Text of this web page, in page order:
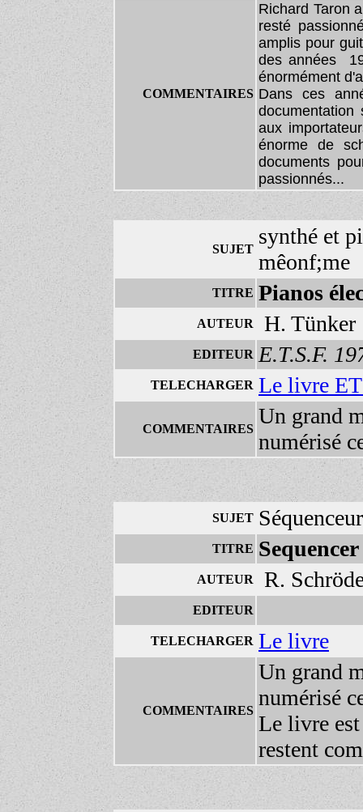
COMMENTAIRES
Richard Taron
resté
amplis pour
des années
énormément
Dans ces
aux
énorme de
documents
passionnés...
SUJET
synthé et
mêonf;me
TITRE Pianos
AUTEUR H. Tünker
EDITEUR E.T.S.F.
TELECHARGER Le livre
COMMENTAIRES
Un grand
numérisé
SUJET Séquenceur
TITRE
AUTEUR R.
EDITEUR
TELECHARGER Le livre
COMMENTAIRES
Un grand
numérisé
Le livre est
restent